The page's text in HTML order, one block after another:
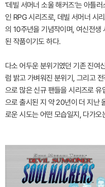
'데빌 서머너 소울 해커즈'는 아틀
인 RPG 시리즈로, 데빌 서머너 시
의 10주년을 기념작이며, 여신전생
된 작품이기도 하다.
다소 어두운 분위기였던 기존 진여
럼 밝고 가벼워진 분위기, 그리고
으로 많은 신규 팬들을 시리즈로
으로 출시된 지 약 20년이 더 지난
로운 시도는 어떤 모습일지, 다가